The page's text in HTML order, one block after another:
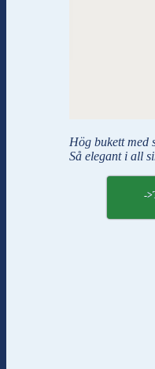
Hög bukett med
Så elegant i all
-